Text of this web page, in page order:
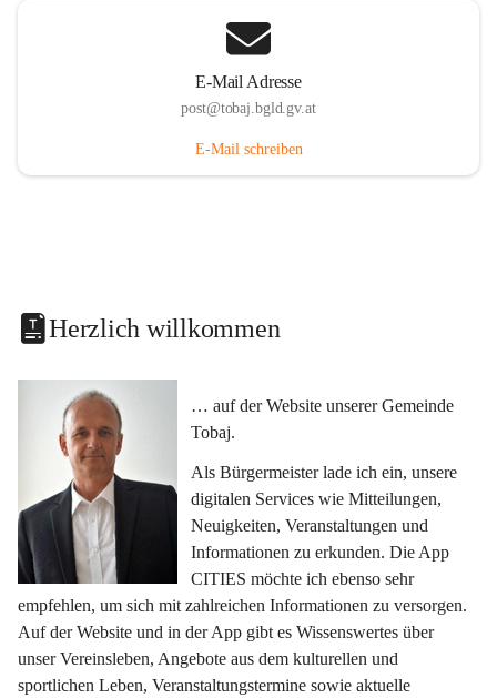
E-Mail Adresse
post@tobaj.bgld.gv.at
E-Mail schreiben
Herzlich willkommen
… auf der Website unserer Gemeinde
Tobaj.
Als Bürgermeister lade ich ein, unsere
digitalen Services wie Mitteilungen,
Neuigkeiten, Veranstaltungen und
Informationen zu erkunden. Die App
CITIES möchte ich ebenso sehr
empfehlen, um sich mit zahlreichen Informationen zu versorgen.
Auf der Website und in der App gibt es Wissenswertes über
unser Vereinsleben, Angebote aus dem kulturellen und
sportlichen Leben, Veranstaltungstermine sowie aktuelle